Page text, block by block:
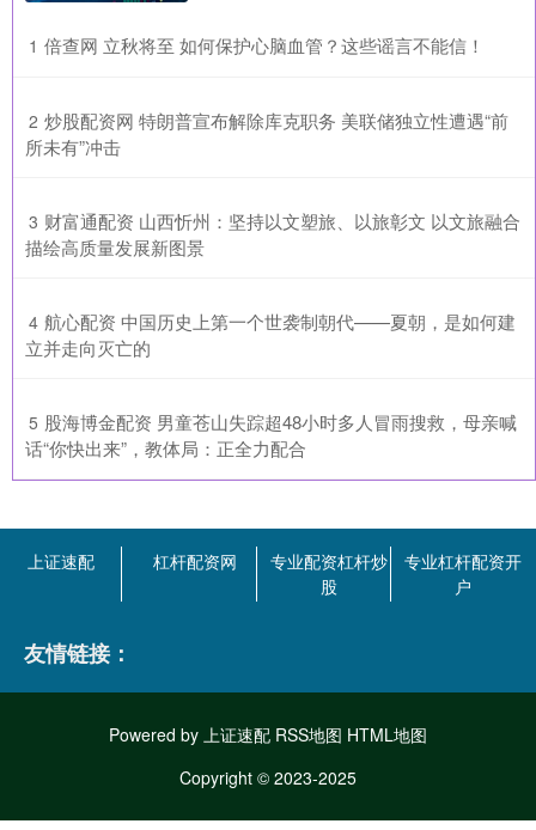
1 ​倍查网 立秋将至 如何保护心脑血管？这些谣言不能信！
2 ​炒股配资网 特朗普宣布解除库克职务 美联储独立性遭遇“前
所未有”冲击
3 ​财富通配资 山西忻州：坚持以文塑旅、以旅彰文 以文旅融合
描绘高质量发展新图景
4 ​航心配资 中国历史上第一个世袭制朝代——夏朝，是如何建
立并走向灭亡的
5 ​股海博金配资 男童苍山失踪超48小时多人冒雨搜救，母亲喊
话“你快出来”，教体局：正全力配合
上证速配 杠杆配资网
专业配资杠杆炒
股
专业杠杆配资开
户
友情链接：
Powered by 上证速配 RSS地图 HTML地图
Copyright © 2023-2025